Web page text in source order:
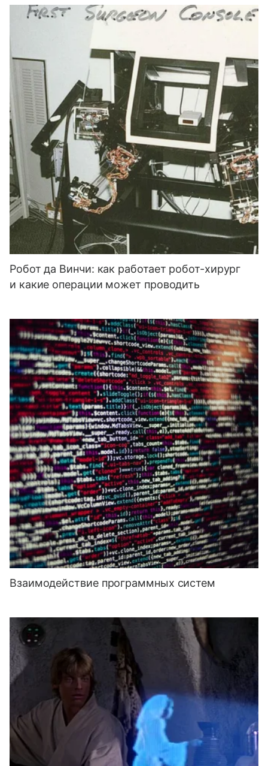
Робот да Винчи: как работает робот-хирург
и какие операции может проводить
Взаимодействие программных систем